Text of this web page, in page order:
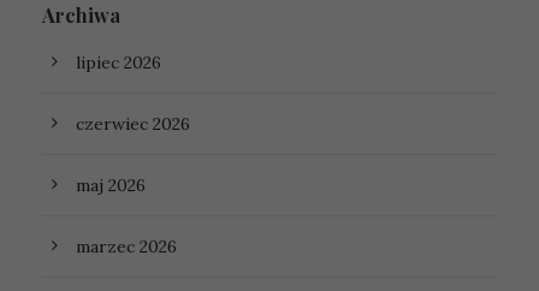
Archiwa
lipiec 2026
czerwiec 2026
maj 2026
marzec 2026